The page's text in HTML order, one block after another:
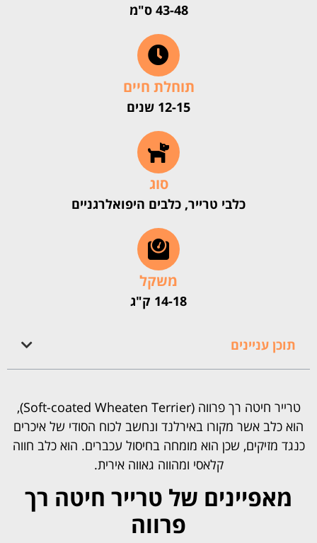
43-48 ס"מ
תוחלת חיים
12-15 שנים
סוג
כלבי טרייר, כלבים היפואלרגניים
משקל
14-18 ק"ג
תוכן עניינים
טרייר חיטה רך פרווה (Soft-coated Wheaten Terrier),
הוא כלב אשר מקורו באירלנד ונחשב לכוח הסודי של איכרים
כנגד מזיקים, שכן הוא מומחה בחיסול עכברים. הוא כלב חווה
קלאסי ומהווה גאווה אירית.
מאפיינים של טרייר חיטה רך
פרווה